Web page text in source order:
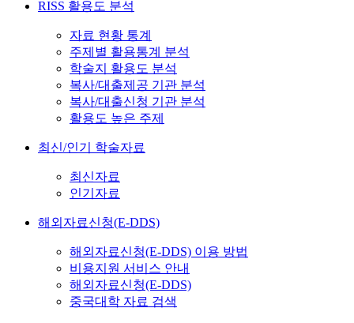
RISS 활용도 분석
자료 현황 통계
주제별 활용통계 분석
학술지 활용도 분석
복사/대출제공 기관 분석
복사/대출신청 기관 분석
활용도 높은 주제
최신/인기 학술자료
최신자료
인기자료
해외자료신청(E-DDS)
해외자료신청(E-DDS) 이용 방법
비용지원 서비스 안내
해외자료신청(E-DDS)
중국대학 자료 검색